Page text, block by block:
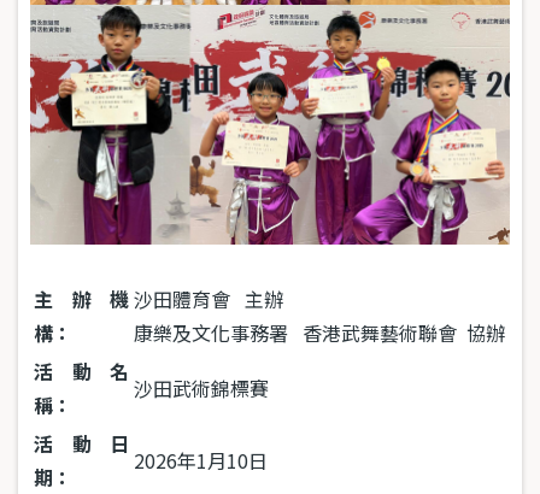
主辦機
構：
沙田體育會 主辦
康樂及文化事務署 香港武舞藝術聯會 協辦
活動名
稱：
沙田武術錦標賽
活動日
期：
2026年1月10日